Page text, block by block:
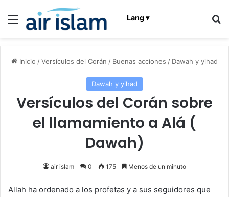
Menú Lang ▾
Inicio /Versículos del Corán / Buenas acciones / Dawah y yihad
Dawah y yihad
Versículos del Corán sobre
el llamamiento a Alá (
Dawah)
air islam 0 175 Menos de un minuto
Allah ha ordenado a los profetas y a sus seguidores que